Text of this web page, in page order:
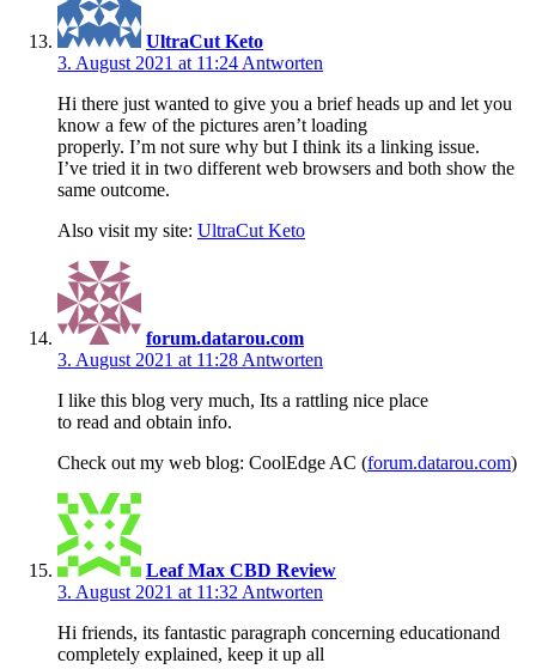
UltraCut Keto
3. August 2021 at 11:24 Antworten
Hi there just wanted to give you a brief heads up and let you
know a few of the pictures aren’t loading
properly. I’m not sure why but I think its a linking issue.
I’ve tried it in two different web browsers and both show the
same outcome.
Also visit my site: UltraCut Keto
forum.datarou.com
3. August 2021 at 11:28 Antworten
I like this blog very much, Its a rattling nice place
to read and obtain info.
Check out my web blog: CoolEdge AC (forum.datarou.com)
Leaf Max CBD Review
3. August 2021 at 11:32 Antworten
Hi friends, its fantastic paragraph concerning educationand
completely explained, keep it up all